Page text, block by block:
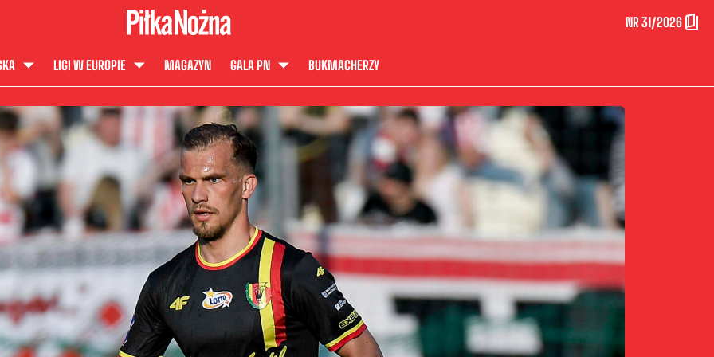
NR 31/2026
LIGI W EUROPIE MAGAZYN GALA PN BUKMACHERZY